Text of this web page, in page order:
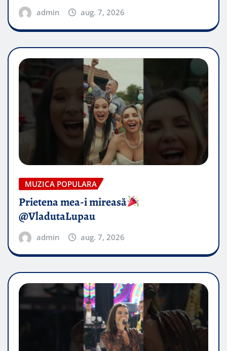
admin aug. 7, 2026
MUZICA POPULARA
Prietena mea-i mireasă​
@VladutaLupau
admin aug. 7, 2026